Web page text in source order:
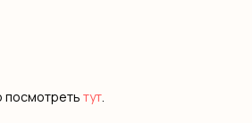
посмотреть тут